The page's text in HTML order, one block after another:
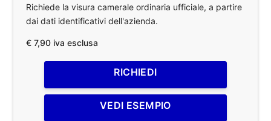
Richiede la visura camerale ordinaria ufficiale, a partire
dai dati identificativi dell'azienda.
€ 7,90 iva esclusa
RICHIEDI
VEDI ESEMPIO